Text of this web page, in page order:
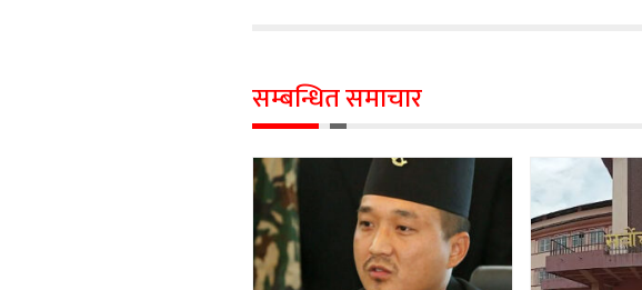
सम्बन्धित समाचार